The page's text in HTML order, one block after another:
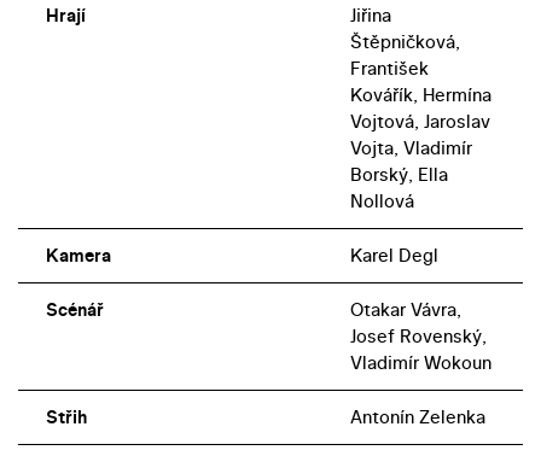
Hrají
Jiřina
Štěpničková,
František
Kovářík, Hermína
Vojtová, Jaroslav
Vojta, Vladimír
Borský, Ella
Nollová
Kamera Karel Degl
Scénář
Otakar Vávra,
Josef Rovenský,
Vladimír Wokoun
Střih Antonín Zelenka